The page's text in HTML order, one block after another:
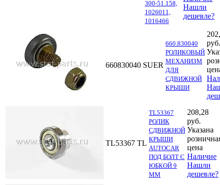
300-51.158,
1026011,
1016466
Нашли
дешевле?
660830040 SUER
660.830040
РОЛИКОВЫЙ
МЕХАНИЗМ
ДЛЯ
СДВИЖНОЙ
КРЫШИ
руб.
TL53367 TL
TL53367
РОЛИК
СДВИЖНОЙ
КРЫШИ
AUTOCAR
ПОД БОЛТ С
ЮБКОЙ 9
ММ
208,28
руб.
Указана
цена
Наличие
Нашли
дешевле?